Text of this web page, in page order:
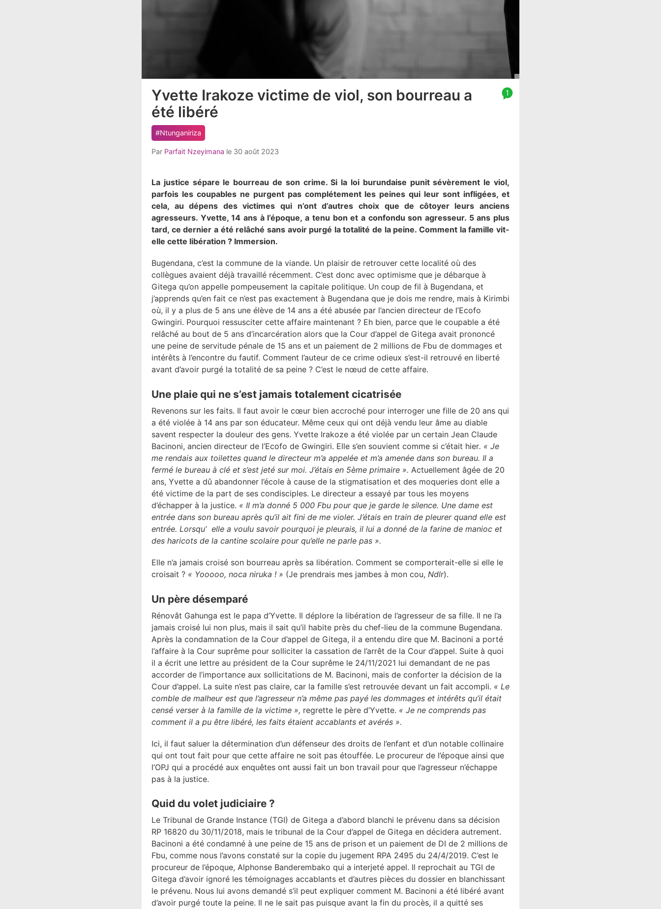
article
comment
count
1
Yvette Irakoze victime de viol, son bourreau a
été libéré
#Ntunganiriza
Par Parfait Nzeyimana le 30 août 2023
La justice sépare le bourreau de son crime. Si la loi burundaise punit sévèrement le viol,
parfois les coupables ne purgent pas complétement les peines qui leur sont infligées, et
cela, au dépens des victimes qui n’ont d’autres choix que de côtoyer leurs anciens
agresseurs. Yvette, 14 ans à l’époque, a tenu bon et a confondu son agresseur. 5 ans plus
tard, ce dernier a été relâché sans avoir purgé la totalité de la peine. Comment la famille vit-
elle cette libération ? Immersion.
Bugendana, c’est la commune de la viande. Un plaisir de retrouver cette localité où des
collègues avaient déjà travaillé récemment. C’est donc avec optimisme que je débarque à
Gitega qu’on appelle pompeusement la capitale politique. Un coup de fil à Bugendana, et
j’apprends qu’en fait ce n’est pas exactement à Bugendana que je dois me rendre, mais à Kirimbi
où, il y a plus de 5 ans une élève de 14 ans a été abusée par l’ancien directeur de l’Ecofo
Gwingiri. Pourquoi ressusciter cette affaire maintenant ? Eh bien, parce que le coupable a été
relâché au bout de 5 ans d’incarcération alors que la Cour d’appel de Gitega avait prononcé
une peine de servitude pénale de 15 ans et un paiement de 2 millions de Fbu de dommages et
intérêts à l’encontre du fautif. Comment l’auteur de ce crime odieux s’est-il retrouvé en liberté
avant d’avoir purgé la totalité de sa peine ? C’est le nœud de cette affaire.
Une plaie qui ne s’est jamais totalement cicatrisée
Revenons sur les faits. Il faut avoir le cœur bien accroché pour interroger une fille de 20 ans qui
a été violée à 14 ans par son éducateur. Même ceux qui ont déjà vendu leur âme au diable
savent respecter la douleur des gens. Yvette Irakoze a été violée par un certain Jean Claude
Bacinoni, ancien directeur de l’Ecofo de Gwingiri. Elle s’en souvient comme si c’était hier. « Je
me rendais aux toilettes quand le directeur m’a appelée et m’a amenée dans son bureau. Il a
fermé le bureau à clé et s’est jeté sur moi. J’étais en 5ème primaire ». Actuellement âgée de 20
ans, Yvette a dû abandonner l’école à cause de la stigmatisation et des moqueries dont elle a
été victime de la part de ses condisciples. Le directeur a essayé par tous les moyens
d’échapper à la justice. « Il m’a donné 5 000 Fbu pour que je garde le silence. Une dame est
entrée dans son bureau après qu’il ait fini de me violer. J’étais en train de pleurer quand elle est
entrée. Lorsqu’ elle a voulu savoir pourquoi je pleurais, il lui a donné de la farine de manioc et
des haricots de la cantine scolaire pour qu’elle ne parle pas ».
Elle n’a jamais croisé son bourreau après sa libération. Comment se comporterait-elle si elle le
croisait ? « Yooooo, noca niruka ! » (Je prendrais mes jambes à mon cou, Ndlr).
Un père désemparé
Rénovât Gahunga est le papa d’Yvette. Il déplore la libération de l’agresseur de sa fille. Il ne l’a
jamais croisé lui non plus, mais il sait qu’il habite près du chef-lieu de la commune Bugendana.
Après la condamnation de la Cour d’appel de Gitega, il a entendu dire que M. Bacinoni a porté
l’affaire à la Cour suprême pour solliciter la cassation de l’arrêt de la Cour d’appel. Suite à quoi
il a écrit une lettre au président de la Cour suprême le 24/11/2021 lui demandant de ne pas
accorder de l’importance aux sollicitations de M. Bacinoni, mais de conforter la décision de la
Cour d’appel. La suite n’est pas claire, car la famille s’est retrouvée devant un fait accompli. « Le
comble de malheur est que l’agresseur n’a même pas payé les dommages et intérêts qu’il était
censé verser à la famille de la victime », regrette le père d’Yvette. « Je ne comprends pas
comment il a pu être libéré, les faits étaient accablants et avérés ».
Ici, il faut saluer la détermination d’un défenseur des droits de l’enfant et d’un notable collinaire
qui ont tout fait pour que cette affaire ne soit pas étouffée. Le procureur de l’époque ainsi que
l’OPJ qui a procédé aux enquêtes ont aussi fait un bon travail pour que l’agresseur n’échappe
pas à la justice.
Quid du volet judiciaire ?
Le Tribunal de Grande Instance (TGI) de Gitega a d’abord blanchi le prévenu dans sa décision
RP 16820 du 30/11/2018, mais le tribunal de la Cour d’appel de Gitega en décidera autrement.
Bacinoni a été condamné à une peine de 15 ans de prison et un paiement de DI de 2 millions de
Fbu, comme nous l’avons constaté sur la copie du jugement RPA 2495 du 24/4/2019. C’est le
procureur de l’époque, Alphonse Banderembako qui a interjeté appel. Il reprochait au TGI de
Gitega d’avoir ignoré les témoignages accablants et d’autres pièces du dossier en blanchissant
le prévenu. Nous lui avons demandé s’il peut expliquer comment M. Bacinoni a été libéré avant
d’avoir purgé toute la peine. Il ne le sait pas puisque avant la fin du procès, il a quitté ses